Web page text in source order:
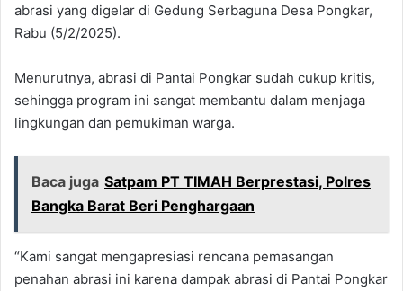
abrasi yang digelar di Gedung Serbaguna Desa Pongkar,
Rabu (5/2/2025).
Menurutnya, abrasi di Pantai Pongkar sudah cukup kritis,
sehingga program ini sangat membantu dalam menjaga
lingkungan dan pemukiman warga.
Baca juga Satpam PT TIMAH Berprestasi, Polres
Bangka Barat Beri Penghargaan
“Kami sangat mengapresiasi rencana pemasangan
penahan abrasi ini karena dampak abrasi di Pantai Pongkar